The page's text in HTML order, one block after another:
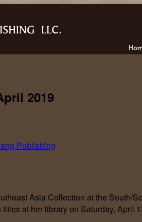
2019
Publishing
Asia Collection at the South/
at her library on Saturday, April